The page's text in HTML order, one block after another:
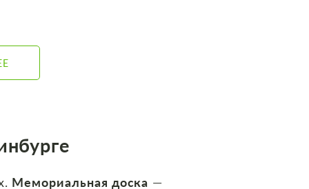
Мемориальная доска —